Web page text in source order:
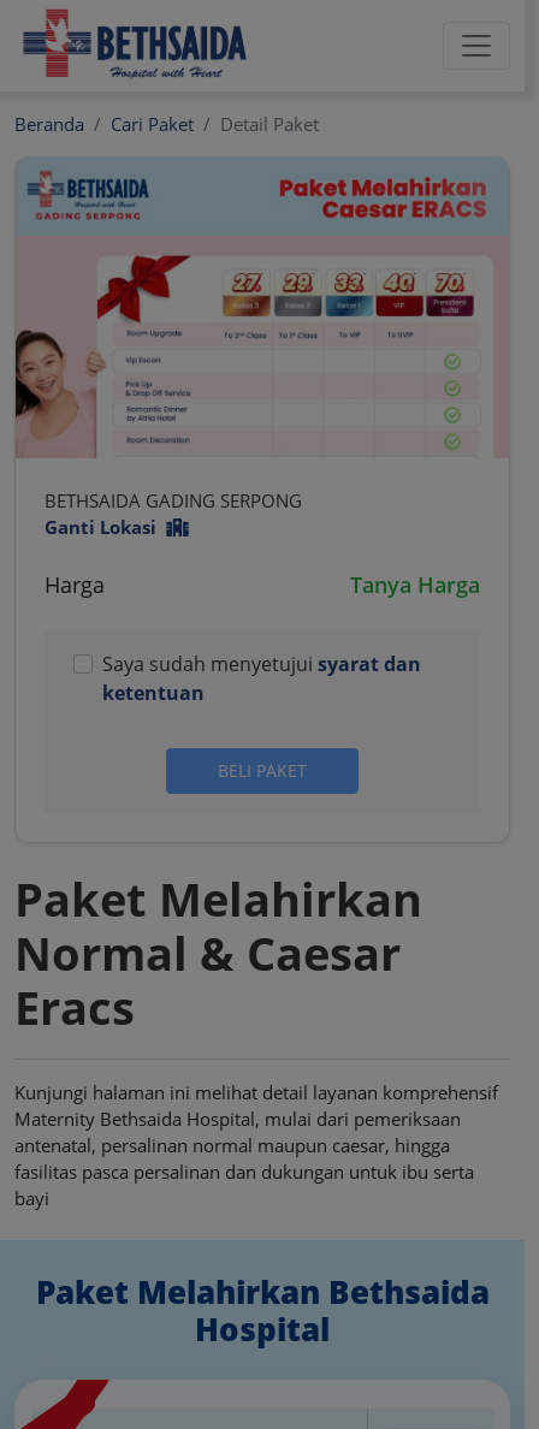
Beranda Cari Paket Detail Paket
BETHSAIDA GADING SERPONG
Ganti Lokasi
Harga Tanya Harga
Saya sudah menyetujui syarat dan
ketentuan
BELI PAKET
Paket Melahirkan
Normal & Caesar
Eracs
Kunjungi halaman ini melihat detail layanan komprehensif
Maternity Bethsaida Hospital, mulai dari pemeriksaan
antenatal, persalinan normal maupun caesar, hingga
fasilitas pasca persalinan dan dukungan untuk ibu serta
bayi
Paket Melahirkan Bethsaida
Hospital